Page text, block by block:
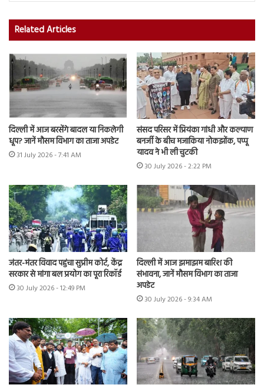
Related Articles
दिल्ली में आज बरसेंगे बादल या निकलेगी
धूप? जानें मौसम विभाग का ताजा अपडेट
31 July 2026 - 7:41 AM
संसद परिसर में प्रियंका गांधी और कल्याण
बनर्जी के बीच मजाकिया नोकझोंक, पप्पू
यादव ने भी ली चुटकी
30 July 2026 - 2:22 PM
जंतर-मंतर विवाद पहुंचा सुप्रीम कोर्ट, केंद्र
सरकार से मांगा बल प्रयोग का पूरा रिकॉर्ड
30 July 2026 - 12:49 PM
दिल्ली में आज झमाझम बारिश की
संभावना, जानें मौसम विभाग का ताजा
अपडेट
30 July 2026 - 9:34 AM